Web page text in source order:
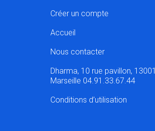
Créer un compte
Accueil
Nous contacter
Dharma, 10 rue pavillon, 13001
Marseille 04.91.33.67.44
Conditions d’utilisation